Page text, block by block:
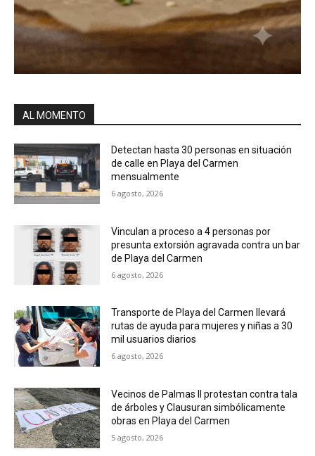
AL MOMENTO
Detectan hasta 30 personas en situación
de calle en Playa del Carmen
mensualmente
6 agosto, 2026
Vinculan a proceso a 4 personas por
presunta extorsión agravada contra un bar
de Playa del Carmen
6 agosto, 2026
Transporte de Playa del Carmen llevará
rutas de ayuda para mujeres y niñas a 30
mil usuarios diarios
6 agosto, 2026
Vecinos de Palmas II protestan contra tala
de árboles y Clausuran simbólicamente
obras en Playa del Carmen
5 agosto, 2026